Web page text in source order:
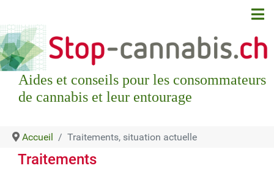
Aides et conseils pour les consommateurs
de cannabis et leur entourage
Accueil Traitements, situation actuelle
Traitements